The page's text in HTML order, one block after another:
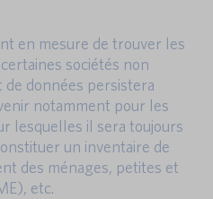
en mesure de trouver les
sociétés non
de données persistera
notamment pour les
lesquelles il sera toujours
un inventaire de
des ménages, petites et
etc.